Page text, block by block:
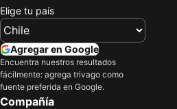
Elige tu país
Agregar en Google
Encuentra nuestros resultados
fácilmente: agrega trivago como
fuente preferida en Google.
Compañía